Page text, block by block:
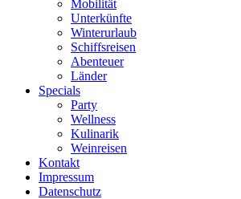
Mobilität
Unterkünfte
Winterurlaub
Schiffsreisen
Abenteuer
Länder
Specials
Party
Wellness
Kulinarik
Weinreisen
Kontakt
Impressum
Datenschutz